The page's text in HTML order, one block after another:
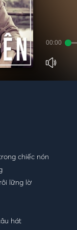
00:00
chiếc nón
lững lờ
hát